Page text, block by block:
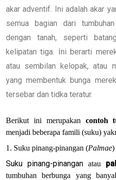
akar adventif. Ini adalah akar
semua bagian dari
dengan tanah, seperti
kelipatan tiga. Ini berarti
atau sembilan kelopak, atau
yang membentuk bunga
tersebar dan tidka teratur.
Berikut ini merupakan contoh
menjadi beberapa famili (suku)
1. Suku pinang-pinangan (Palmae)
Suku pinang-pinangan atau
tumbuhan berbunga yang